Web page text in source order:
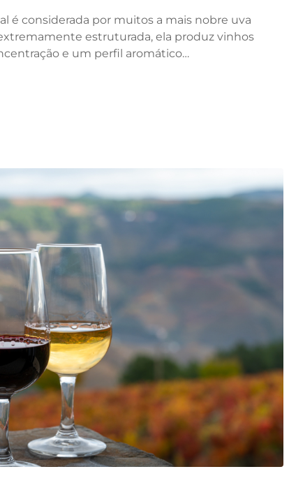
é considerada por muitos a mais nobre uva
estruturada, ela produz vinhos
e um perfil aromático…